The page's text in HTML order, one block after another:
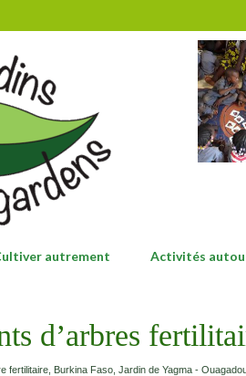
autrement Activités
d’arbres
fertilitaire Burkina Faso Jardin de Yagma -